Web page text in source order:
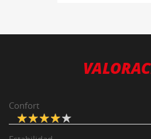
Confort